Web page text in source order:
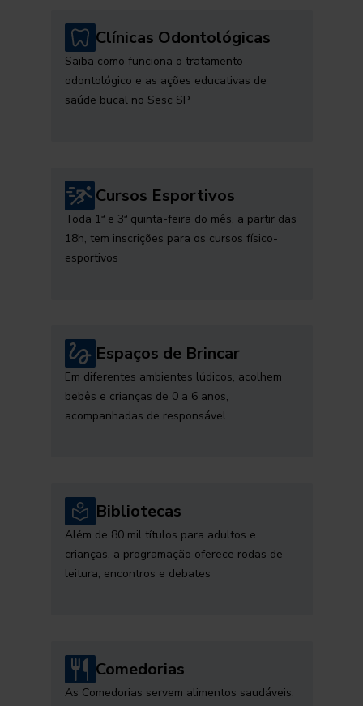
Clínicas Odontológicas
Saiba como funciona o tratamento
odontológico e as ações educativas de
saúde bucal no Sesc SP
Cursos Esportivos
Toda 1ª e 3ª quinta-feira do mês, a partir das
18h, tem inscrições para os cursos físico-
esportivos
Espaços de Brincar
Em diferentes ambientes lúdicos, acolhem
bebês e crianças de 0 a 6 anos,
acompanhadas de responsável
Bibliotecas
Além de 80 mil títulos para adultos e
crianças, a programação oferece rodas de
leitura, encontros e debates
Comedorias
As Comedorias servem alimentos saudáveis,